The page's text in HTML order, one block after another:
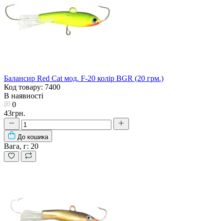
Балансир Red Cat мод. F-20 колір BGR (20 грм.)
Код товару: 7400
В наявності
0
43грн.
До кошика
Вага, г: 20